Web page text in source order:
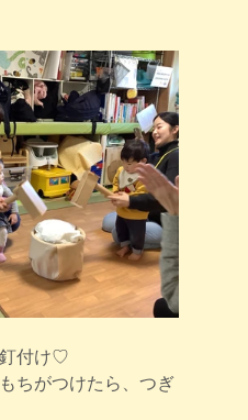
釘付け♡
ちがつけたら、つぎ